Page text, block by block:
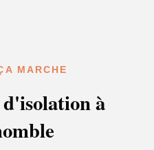
MARCHE
à